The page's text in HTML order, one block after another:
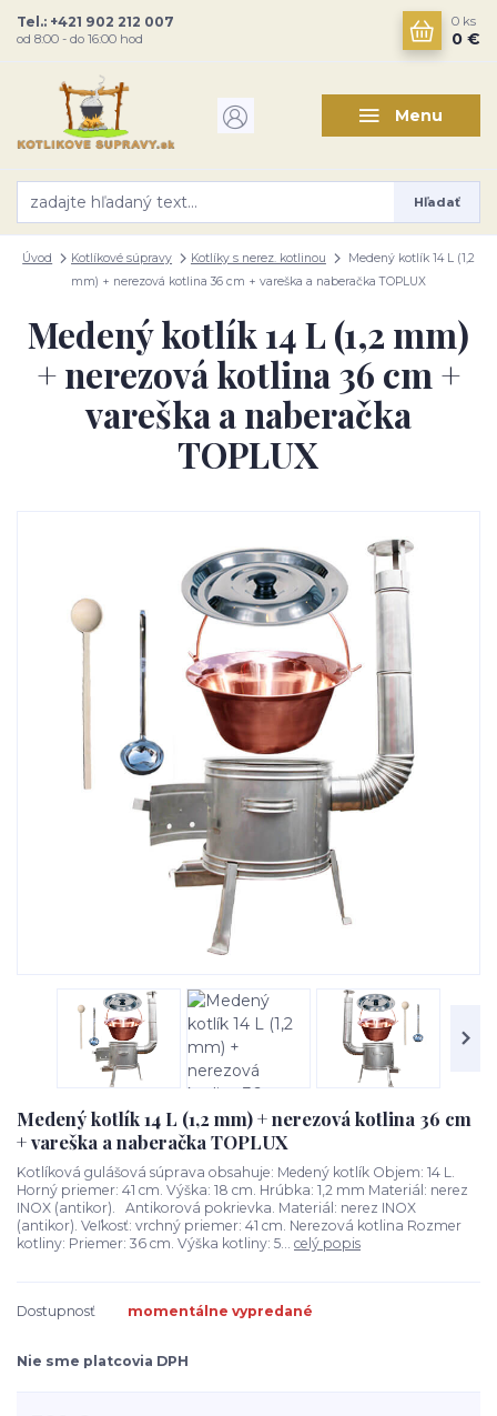
Menu
Hľadať
Tel.: +421 902 212 007
od 8:00 - do 16:00 hod
0 ks
0 €
Úvod Kotlíkové súpravy Kotlíky s nerez. kotlinou
Medený kotlík 14 L (1,2
mm) + nerezová kotlina 36 cm + vareška a naberačka TOPLUX
Medený kotlík 14 L (1,2 mm)
+ nerezová kotlina 36 cm +
vareška a naberačka
TOPLUX
Medený kotlík 14 L (1,2 mm) + nerezová kotlina 36 cm
+ vareška a naberačka TOPLUX
Kotlíková gulášová súprava obsahuje: Medený kotlík Objem: 14 L.
Horný priemer: 41 cm. Výška: 18 cm. Hrúbka: 1,2 mm Materiál: nerez
INOX (antikor). Antikorová pokrievka. Materiál: nerez INOX
(antikor). Veľkosť: vrchný priemer: 41 cm. Nerezová kotlina Rozmer
kotliny: Priemer: 36 cm. Výška kotliny: 5... celý popis
Dostupnosť momentálne vypredané
Nie sme platcovia DPH